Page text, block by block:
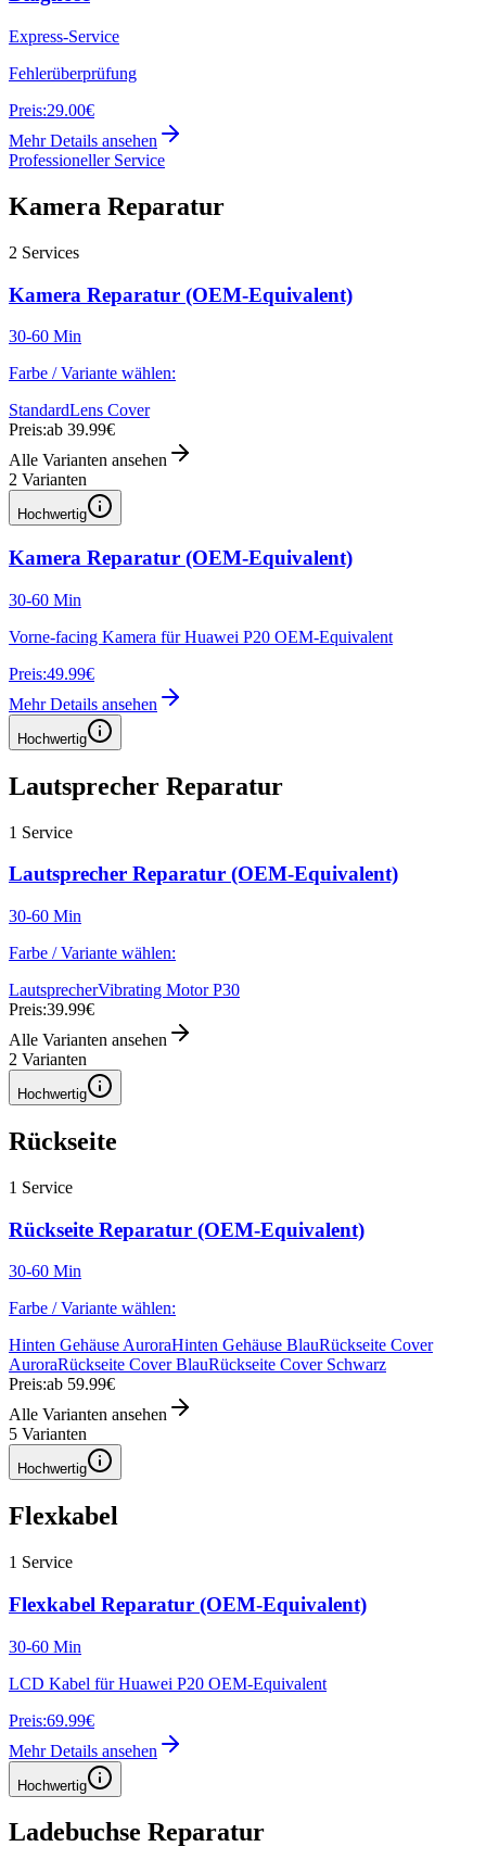
Express-Service
Fehlerüberprüfung
Preis:29.00€
Mehr Details ansehen
Professioneller Service
Kamera Reparatur
2 Services
Kamera Reparatur (OEM-Equivalent)
30-60 Min
Farbe / Variante wählen:
StandardLens Cover
Preis:ab 39.99€
Alle Varianten ansehen
2 Varianten
Hochwertig
Kamera Reparatur (OEM-Equivalent)
30-60 Min
Vorne-facing Kamera für Huawei P20 OEM-Equivalent
Preis:49.99€
Mehr Details ansehen
Hochwertig
Lautsprecher Reparatur
1 Service
Lautsprecher Reparatur (OEM-Equivalent)
30-60 Min
Farbe / Variante wählen:
LautsprecherVibrating Motor P30
Preis:39.99€
Alle Varianten ansehen
2 Varianten
Hochwertig
Rückseite
1 Service
Rückseite Reparatur (OEM-Equivalent)
30-60 Min
Farbe / Variante wählen:
Hinten Gehäuse AuroraHinten Gehäuse BlauRückseite Cover
AuroraRückseite Cover BlauRückseite Cover Schwarz
Preis:ab 59.99€
Alle Varianten ansehen
5 Varianten
Hochwertig
Flexkabel
1 Service
Flexkabel Reparatur (OEM-Equivalent)
30-60 Min
LCD Kabel für Huawei P20 OEM-Equivalent
Preis:69.99€
Mehr Details ansehen
Hochwertig
Ladebuchse Reparatur